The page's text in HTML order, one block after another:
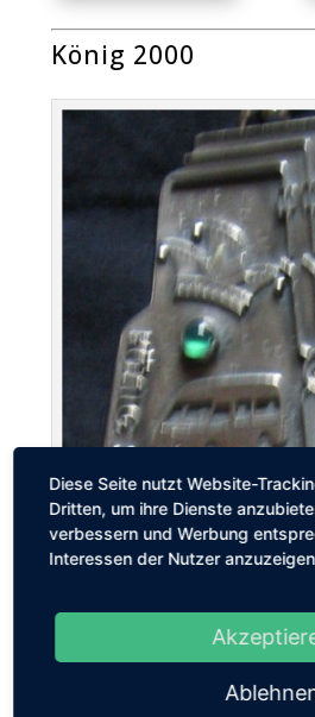
König 2000
Diese Seite nutzt Website-
Dritten, um ihre Dienste
verbessern und Werbung
Interessen der Nutzer